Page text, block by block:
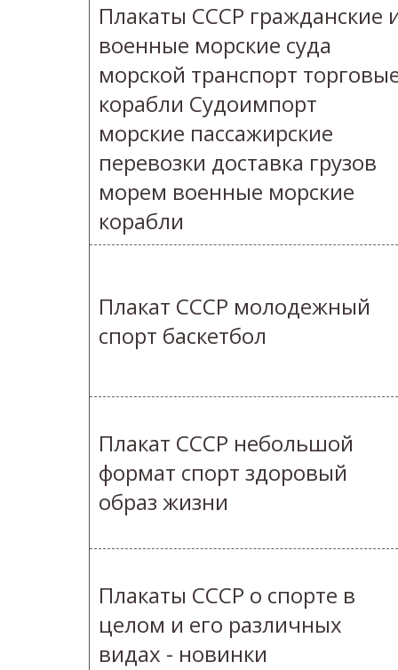
Плакаты СССР гражданские
военные морские суда
морской транспорт
корабли Судоимпорт
морские пассажирские
перевозки доставка грузов
морем военные морские
корабли
Плакат СССР молодежный
спорт баскетбол
Плакат СССР небольшой
формат спорт здоровый
образ жизни
Плакаты СССР о спорте в
целом и его различных
видах - новинки